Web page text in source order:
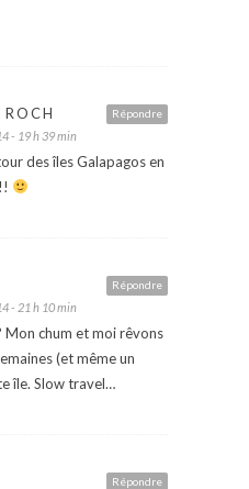
Répondre
- 19 h 39 min
des îles Galapagos en
Répondre
- 21 h 10 min
Mon chum et moi rêvons
(et même un
île. Slow travel…
Répondre